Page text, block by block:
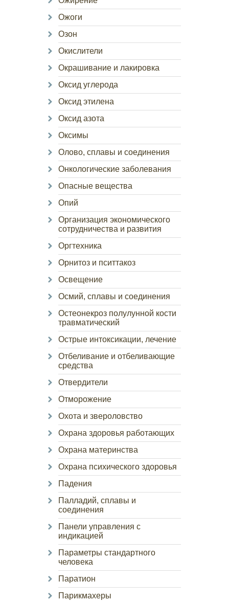
Ожоги
Озон
Окислители
Окрашивание и лакировка
Оксид углерода
Оксид этилена
Оксид азота
Оксимы
Олово, сплавы и соединения
Онкологические заболевания
Опасные вещества
Опий
Организация экономического
сотрудничества и развития
Оргтехника
Орнитоз и пситтакоз
Освещение
Осмий, сплавы и соединения
Остеонекроз полулунной кости
травматический
Острые интоксикации, лечение
Отбеливание и отбеливающие
средства
Отвердители
Отморожение
Охота и звероловство
Охрана здоровья работающих
Охрана материнства
Охрана психического здоровья
Падения
Палладий, сплавы и
соединения
Панели управления с
индикацией
Параметры стандартного
человека
Паратион
Парикмахеры